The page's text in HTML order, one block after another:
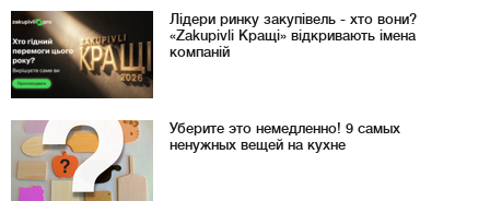
Лідери ринку закупівель - хто вони?
«Zakupivli Кращі» відкривають імена
компаній
Уберите это немедленно! 9 самых
ненужных вещей на кухне